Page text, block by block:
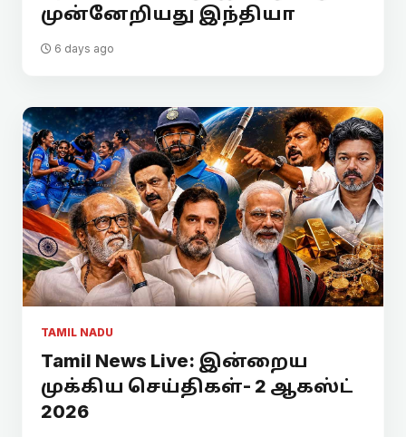
முன்னேறியது இந்தியா
6 days ago
TAMIL NADU
Tamil News Live: இன்றைய
முக்கிய செய்திகள்- 2 ஆகஸ்ட்
2026